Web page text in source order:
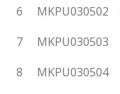
6
MKPU030502
7
MKPU030503
8
MKPU030504